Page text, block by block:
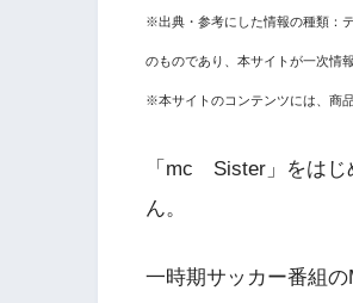
※出典・参考にした情報の種類：
のものであり、本サイトが一次情
※本サイトのコンテンツには、商
「mc Sister」をはじ
ん。
一時期サッカー番組